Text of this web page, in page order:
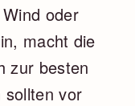
oder
macht die
zur besten
sollten vor